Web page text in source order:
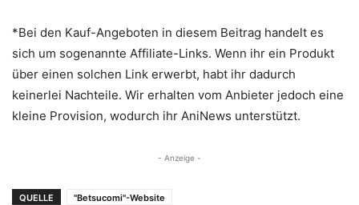
*Bei den Kauf-Angeboten in diesem Beitrag handelt es
sich um sogenannte Affiliate-Links. Wenn ihr ein Produkt
über einen solchen Link erwerbt, habt ihr dadurch
keinerlei Nachteile. Wir erhalten vom Anbieter jedoch eine
kleine Provision, wodurch ihr AniNews unterstützt.
- Anzeige -
QUELLE "Betsucomi"-Website